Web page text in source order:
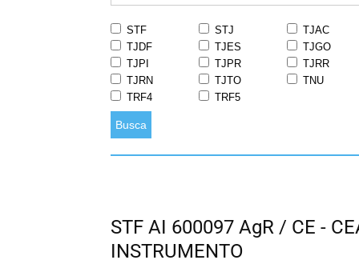
STF STJ TJAC
TJDF
TJES TJGO
TJPI
TJPR TJRR
TJRN
TJTO TNU
TRF4
TRF5
Busca
STF AI 600097 AgR / CE -
INSTRUMENTO